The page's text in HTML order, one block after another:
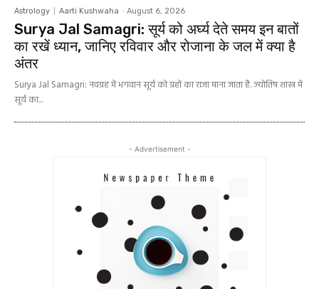
Astrology Aarti Kushwaha - August 6, 2026
Surya Jal Samagri: सूर्य को अर्घ्य देते समय इन बातों
का रखें ध्यान, जानिए रविवार और रोजाना के जल में क्या है
अंतर
Surya Jal Samagri: नवग्रह में भगवान सूर्य को ग्रहों का राजा माना जाता हैं. ज्योतिष शास्त्र में
सूर्य का...
- Advertisement -